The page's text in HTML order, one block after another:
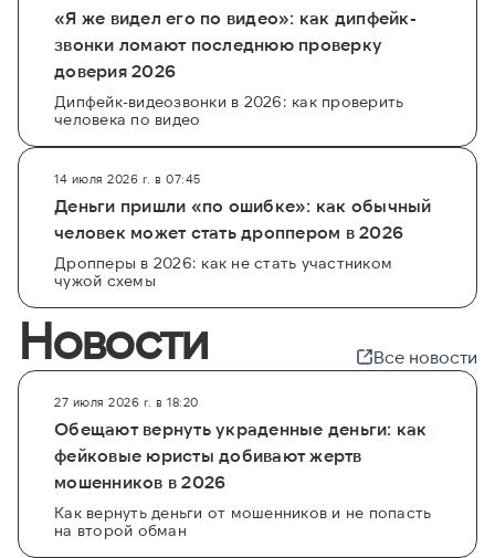
«Я же видел его по видео»: как дипфейк-
звонки ломают последнюю проверку
доверия 2026
Дипфейк-видеозвонки в 2026: как проверить
человека по видео
14 июля 2026 г. в 07:45
Деньги пришли «по ошибке»: как обычный
человек может стать дроппером в 2026
Дропперы в 2026: как не стать участником
чужой схемы
Новости Все новости
27 июля 2026 г. в 18:20
Обещают вернуть украденные деньги: как
фейковые юристы добивают жертв
мошенников в 2026
Как вернуть деньги от мошенников и не попасть
на второй обман